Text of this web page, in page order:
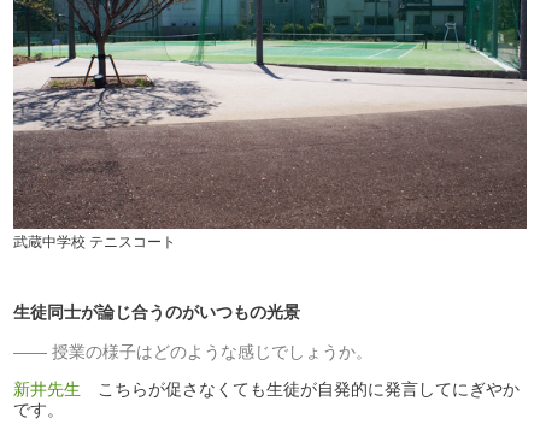
武蔵中学校 テニスコート
生徒同士が論じ合うのがいつもの光景
授業の様子はどのような感じでしょうか。
新井先生 こちらが促さなくても生徒が自発的に発言してにぎやか
です。